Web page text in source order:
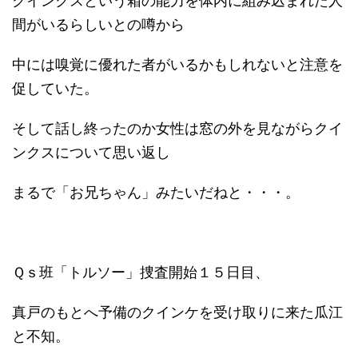
間がいるらしいとの噂から
中には嗅覚に優れた者がいるかもしれないと注意を
促していた。
そして話し終ったのか女性は窓の外を見ながらクイ
ンクスについて思い返し
まるで「お兄ちゃん」みたいだねと・・・。
Ｑｓ班「トルソー」捜査開始１５日目、
真戸のもとへ予備のクインケを受け取りに来た瓜江
と不知。